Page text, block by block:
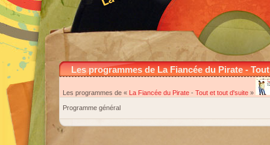
Les programmes de La Fiancée du Pirate -
Les programmes de « La Fiancée du Pirate - Tout et tout d'suite »
Programme général